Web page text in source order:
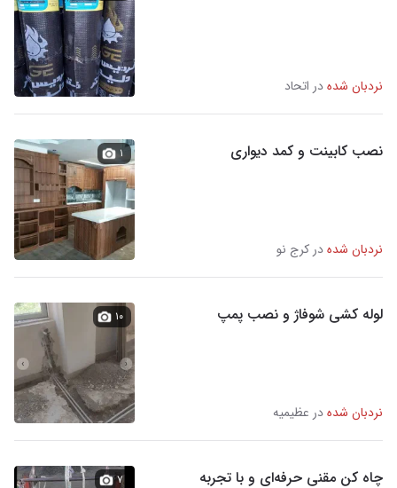
نردبان شدهدر اتحاد
نصب کابینت و کمد دیواری
نردبان شدهدر کرج نو
۱
لوله کشی شوفاژ و نصب پمپ
نردبان شدهدر عظیمیه
۱۰
چاه کن مقنی حرفه‌ای و با تجربه ۷